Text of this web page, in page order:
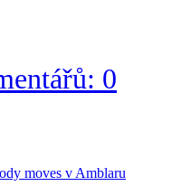
0
moves v Amblaru